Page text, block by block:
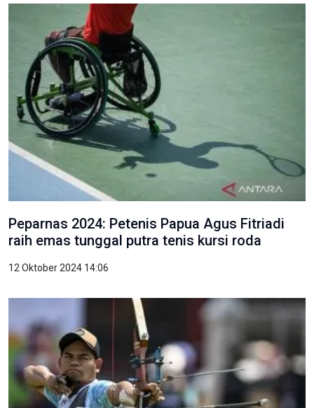
Peparnas 2024: Petenis Papua Agus Fitriadi
raih emas tunggal putra tenis kursi roda
12 Oktober 2024 14:06